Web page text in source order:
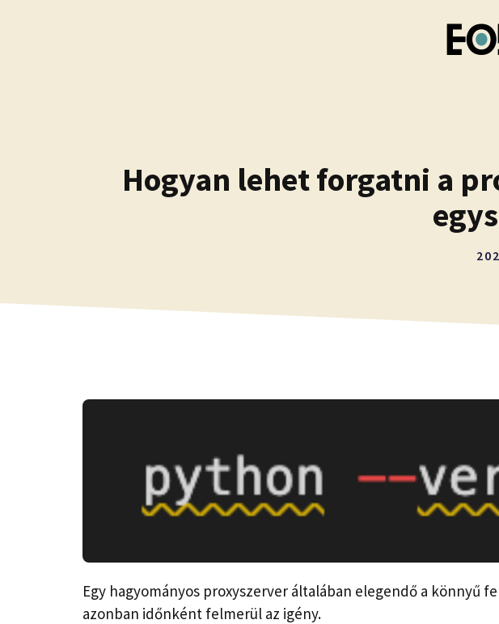
Hogyan lehet forgatni a
Egy hagyományos proxyszerver általában elegendő a könnyű
azonban időnként felmerül az igény.